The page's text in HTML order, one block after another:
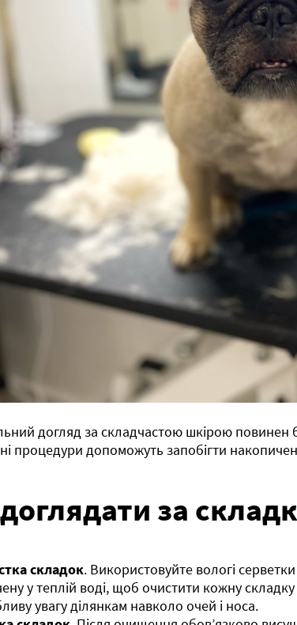
догляд за складчастою шкірою повинен
процедури допоможуть запобігти
за
складок. Використовуйте вологі
у теплій воді, щоб очистити кожну складку
увагу ділянкам навколо очей і носа.